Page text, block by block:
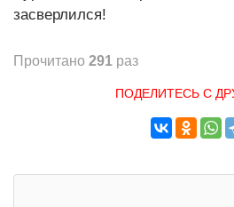
засверлился!
Прочитано 291 раз
ПОДЕЛИТЕСЬ С